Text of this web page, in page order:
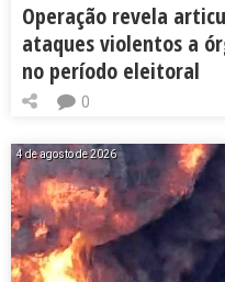
Operação revela
ataques violentos a
no período eleitoral
0
4 de agosto de 2026